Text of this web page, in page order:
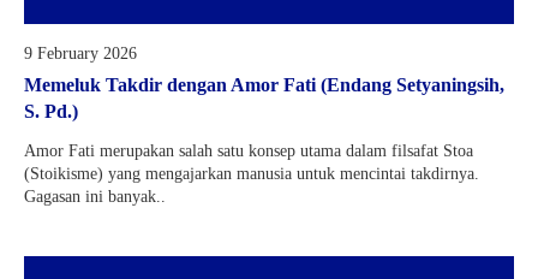
9 February 2026
Memeluk Takdir dengan Amor Fati (Endang Setyaningsih,
S. Pd.)
Amor Fati merupakan salah satu konsep utama dalam filsafat Stoa
(Stoikisme) yang mengajarkan manusia untuk mencintai takdirnya.
Gagasan ini banyak..